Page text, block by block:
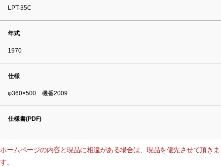
LPT-35C
年式
1970
仕様
φ360×500 機番2009
仕様書(PDF)
ホームページの内容と現品に相違がある場合は、現品を優先させて頂きま
す。